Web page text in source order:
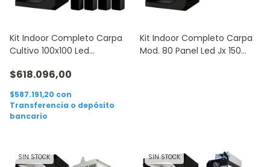
Kit Indoor Completo Carpa
Cultivo 100x100 Led
$618.096,00
$587.191,20 con
Transferencia o depósito
bancario
Kit Indoor Completo Carpa
Mod. 80 Panel Led Jx 150
SIN STOCK SIN STOCK